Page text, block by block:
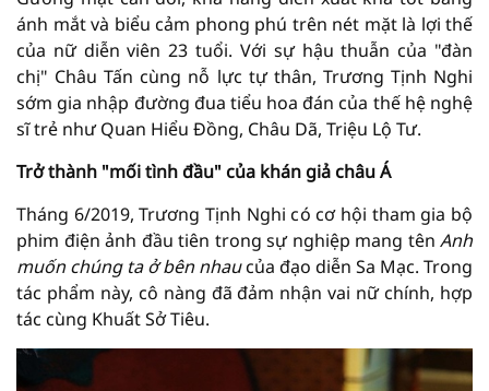
ánh mắt và biểu cảm phong phú trên nét mặt là lợi thế
của nữ diễn viên 23 tuổi. Với sự hậu thuẫn của "đàn
chị" Châu Tấn cùng nỗ lực tự thân, Trương Tịnh Nghi
sớm gia nhập đường đua tiểu hoa đán của thế hệ nghệ
sĩ trẻ như Quan Hiểu Đồng, Châu Dã, Triệu Lộ Tư.
Trở thành "mối tình đầu" của khán giả châu Á
Tháng 6/2019, Trương Tịnh Nghi có cơ hội tham gia bộ
phim điện ảnh đầu tiên trong sự nghiệp mang tên Anh
muốn chúng ta ở bên nhaucủa đạo diễn Sa Mạc. Trong
tác phẩm này, cô nàng đã đảm nhận vai nữ chính, hợp
tác cùng Khuất Sở Tiêu.